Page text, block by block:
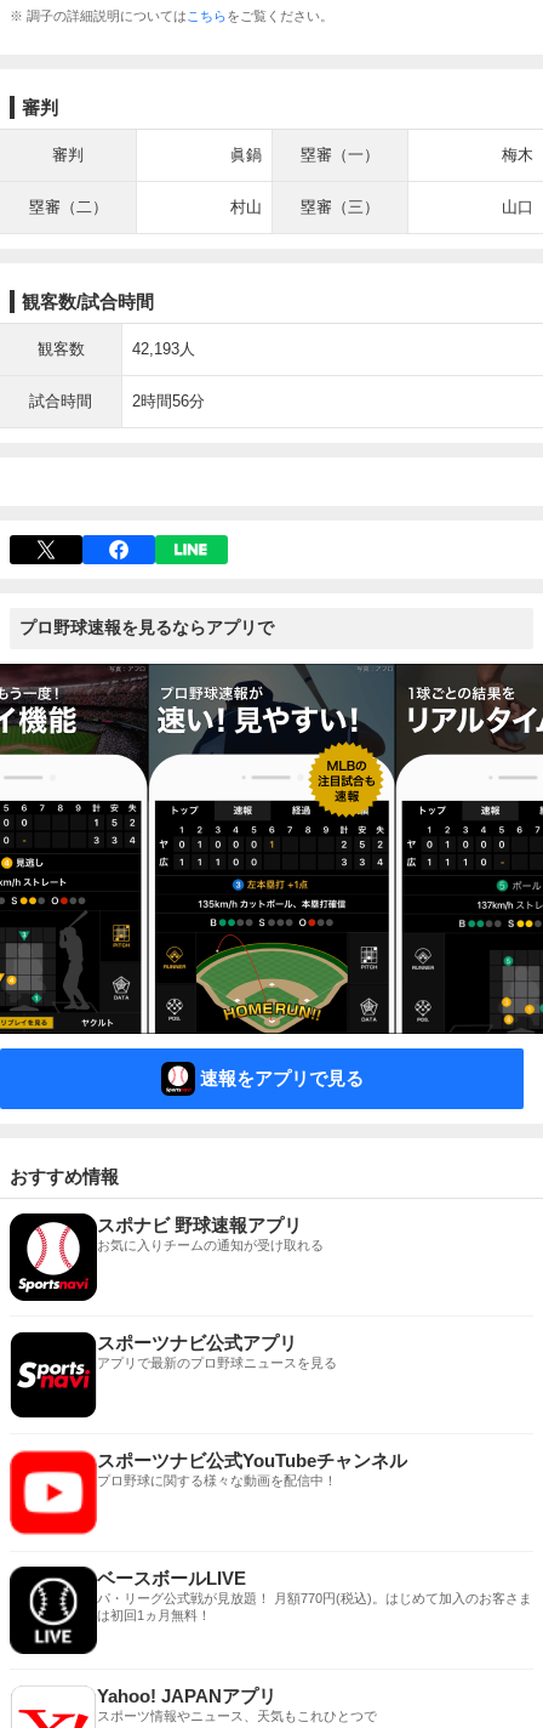
※ 調子の詳細説明については こちらをご覧ください。
審判
審判 眞鍋 塁審（一） 梅木
塁審（二） 村山 塁審（三） 山口
観客数/試合時間
観客数 42,193人
試合時間 2時間56分
プロ野球速報を見るならアプリで
速報をアプリで見る
おすすめ情報
スポナビ 野球速報アプリ
お気に入りチームの通知が受け取れる
スポーツナビ公式アプリ
アプリで最新のプロ野球ニュースを見る
スポーツナビ公式YouTubeチャンネル
プロ野球に関する様々な動画を配信中！
ベースボールLIVE
パ・リーグ公式戦が見放題！ 月額770円(税込)。はじめて加入のお客さま
は初回1ヵ月無料！
Yahoo! JAPANアプリ
スポーツ情報やニュース、天気もこれひとつで